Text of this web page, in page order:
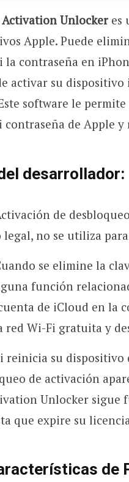
Activation Unlockeres
Apple. Puede
la contraseña en
activar su dispositivo
software le
contraseña de Apple
desarrollador:
de
legal, no se utiliza
se elimine la
función
de iCloud en la
red Wi-Fi gratuita y
reinicia su
de activación
Unlocker sigue
que expire su
de